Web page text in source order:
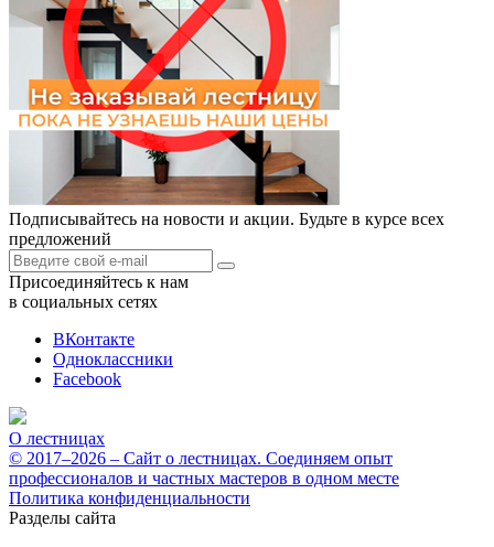
Подписывайтесь на новости и акции. Будьте в курсе всех
предложений
Присоединяйтесь к нам
в социальных сетях
ВКонтакте
Одноклассники
Facebook
О лестницах
© 2017–2026 – Сайт о лестницах. Соединяем опыт
профессионалов и частных мастеров в одном месте
Политика конфиденциальности
Разделы сайта